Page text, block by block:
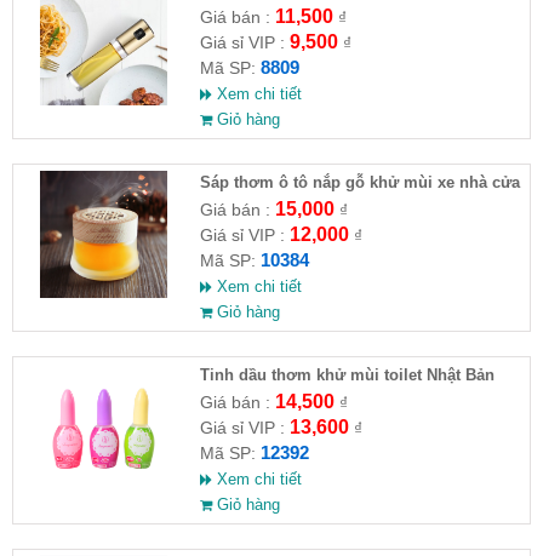
-100ml
Giá bán : 11,500₫
Giá sỉ VIP : 9,500₫
Mã SP: 8809
Xem chi tiết
Giỏ hàng
Sáp thơm ô tô nắp gỗ khử mùi xe nhà cửa
Giá bán : 15,000₫
Giá sỉ VIP : 12,000₫
Mã SP: 10384
Xem chi tiết
Giỏ hàng
Tinh dầu thơm khử mùi toilet Nhật Bản
Giá bán : 14,500₫
Giá sỉ VIP : 13,600₫
Mã SP: 12392
Xem chi tiết
Giỏ hàng